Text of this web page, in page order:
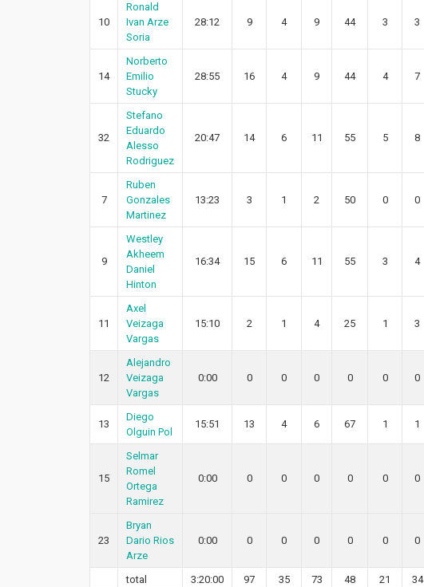
10
Ronald
Ivan Arze
Soria
28:12 9 4 9 44 3 3
14
Norberto
Emilio
Stucky
28:55 16 4 9 44 4 7
32
Stefano
Eduardo
Alesso
Rodriguez
20:47 14 6 11 55 5 8
7
Ruben
Gonzales
Martinez
13:23 3 1 2 50 0 0
9
Westley
Akheem
Daniel
Hinton
16:34 15 6 11 55 3 4
11
Axel
Veizaga
Vargas
15:10 2 1 4 25 1 3
12
Alejandro
Veizaga
Vargas
0:00 0 0 0 0 0 0
13
Diego
Olguin Pol
15:51 13 4 6 67 1 1
15
Selmar
Romel
Ortega
Ramirez
0:00 0 0 0 0 0 0
23
Bryan
Dario Rios
Arze
0:00 0 0 0 0 0 0
total 3:20:00 97 35 73 48 21 34